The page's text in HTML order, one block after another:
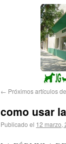
← Próximos artículos
como usar
Publicado el 12 marzo,